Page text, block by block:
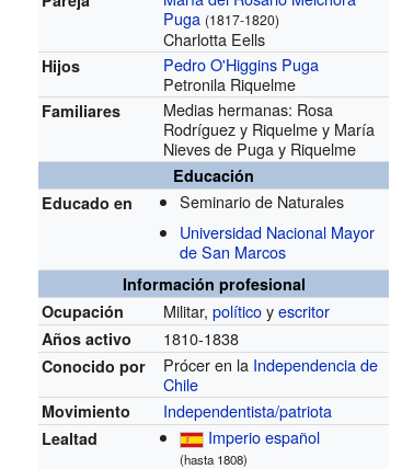
Puga (1817-1820)
Charlotta Eells
Hijos
Pedro O'Higgins Puga
Petronila Riquelme
Familiares
Medias hermanas: Rosa
Rodríguez y Riquelme y María
Nieves de Puga y Riquelme
Educación
Educado en
Seminario de Naturales
Universidad Nacional Mayor
de San Marcos
Información profesional
Ocupación
Militar,políticoyescritor
Años activo 1810-1838
Conocido por Prócer en la Independencia de
Chile
Movimiento Independentista/patriota
Lealtad Imperio español
(hasta 1808)